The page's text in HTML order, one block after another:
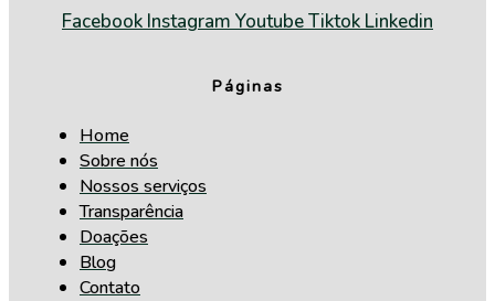
Facebook Instagram YoutubeTiktok Linkedin
Páginas
Home
Sobre nós
Nossos serviços
Transparência
Doações
Blog
Contato